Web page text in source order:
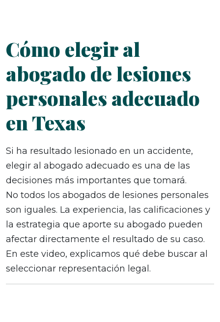
Cómo elegir al
abogado de lesiones
personales adecuado
en Texas
Si ha resultado lesionado en un accidente,
elegir al abogado adecuado es una de las
decisiones más importantes que tomará.
No todos los abogados de lesiones personales
son iguales. La experiencia, las calificaciones y
la estrategia que aporte su abogado pueden
afectar directamente el resultado de su caso.
En este video, explicamos qué debe buscar al
seleccionar representación legal.